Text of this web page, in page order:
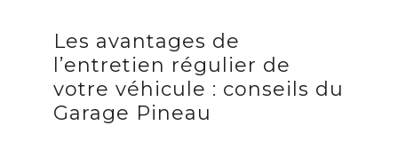
Les avantages de
l’entretien régulier de
votre véhicule : conseils du
Garage Pineau